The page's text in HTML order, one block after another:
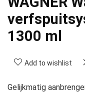
1300 ml
Add to wishlist
Gelijkmatig